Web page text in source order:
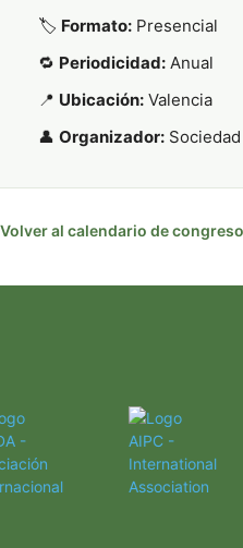
🏷️ Formato: Presencial
🔁 Periodicidad: Anual
📍 Ubicación: Valencia
👤 Organizador:
al calendario de